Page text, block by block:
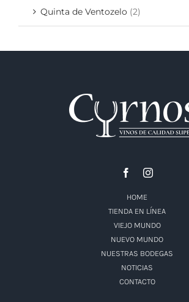
Quinta de Ventozelo (2)
HOME
TIENDA EN LÍNEA
VIEJO MUNDO
NUEVO MUNDO
NUESTRAS BODEGAS
NOTICIAS
CONTACTO